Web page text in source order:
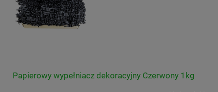
Papierowy wypełniacz dekoracyjny Czerwony 1kg